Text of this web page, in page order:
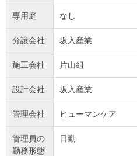
専用庭 なし
分譲会社 坂入産業
施工会社 片山組
設計会社 坂入産業
管理会社 ヒューマンケア
管理員の
勤務形態
日勤